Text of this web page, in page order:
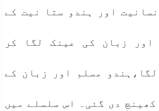
اور ہندو ستا نیت کے
اور زبان کی عینک لگا کر
مسلم اور زبان کے
کھینچ دی گئی۔ اس سلسلے میں